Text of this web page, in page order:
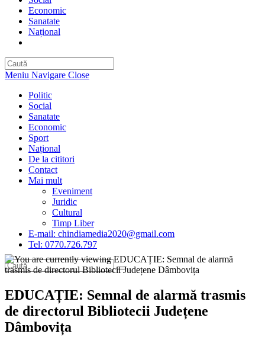
Economic
Sanatate
Național
Meniu Navigare Close
Politic
Social
Sanatate
Economic
Sport
Național
De la cititori
Contact
Mai mult
Eveniment
Juridic
Cultural
Timp Liber
E-mail: chindiamedia2020@gmail.com
Tel: 0770.726.797
EDUCAȚIE: Semnal de alarmă trasmis
de directorul Bibliotecii Județene
Dâmbovița